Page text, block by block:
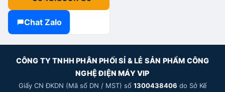
Chat Zalo
CÔNG TY TNHH PHÂN PHỐI SỈ & LẺ SẢN PHẨM CÔNG
NGHỆ ĐIỆN MÁY VIP
Giấy CN ĐKDN (Mã số DN / MST) số 1300438406 do Sở Kế